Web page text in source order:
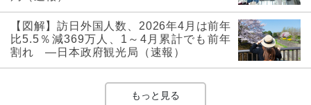
【図解】訪日外国人数、2026年4月は前年
比5.5％減369万人、1～4月累計でも前年
割れ ―日本政府観光局（速報）
もっと見る